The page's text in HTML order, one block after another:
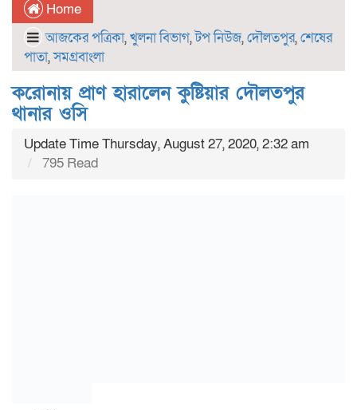
Home
আজকের পত্রিকা,খুলনা বিভাগ,টপ নিউজ,দৌলতপুর,শেষের
পাতা,সমগ্রবাংলা
করোনায় প্রাণ হারালেন কুষ্টিয়ার দৌলতপুর
থানার ওসি
Update Time Thursday, August 27, 2020, 2:32 am
795 Read